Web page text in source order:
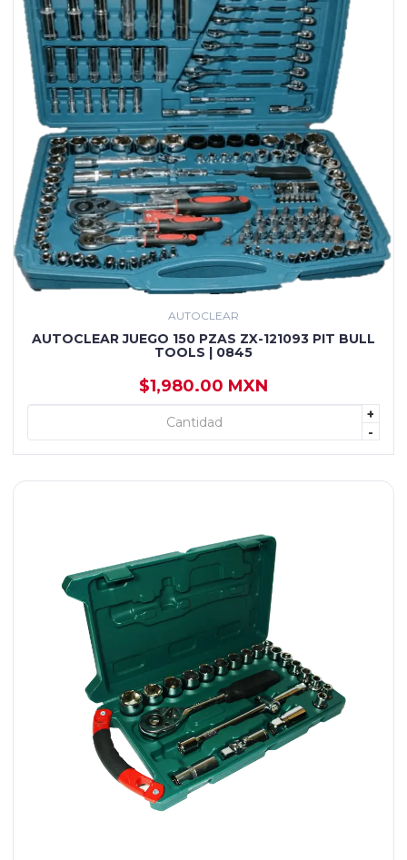
AUTOCLEAR
AUTOCLEAR JUEGO 150 PZAS ZX-121093 PIT BULL
TOOLS | 0845
$1,980.00 MXN
+
-
+ AGREGAR